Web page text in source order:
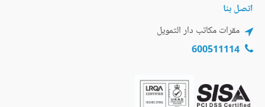
اتصل بنا
مقرات مكاتب دار التمويل
600511114